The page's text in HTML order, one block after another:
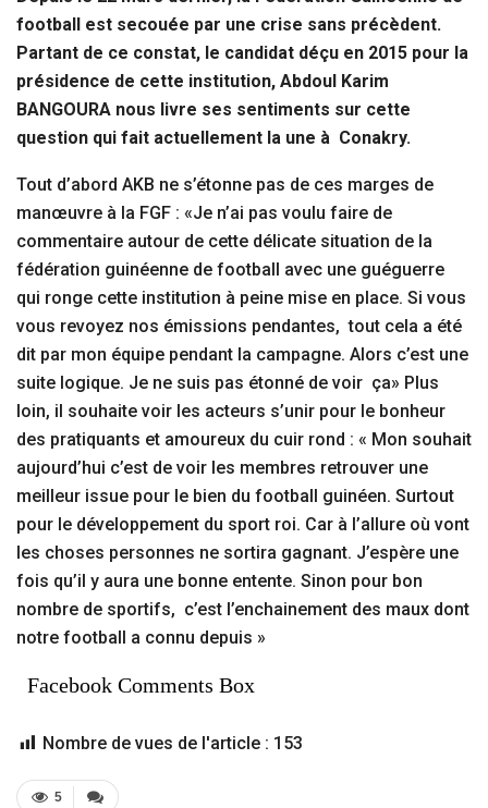
football est secouée par une crise sans précèdent.
Partant de ce constat, le candidat déçu en 2015 pour la
présidence de cette institution, Abdoul Karim
BANGOURA nous livre ses sentiments sur cette
question qui fait actuellement la une à Conakry.
Tout d’abord AKB ne s’étonne pas de ces marges de
manœuvre à la FGF : «Je n’ai pas voulu faire de
commentaire autour de cette délicate situation de la
fédération guinéenne de football avec une guéguerre
qui ronge cette institution à peine mise en place. Si vous
vous revoyez nos émissions pendantes, tout cela a été
dit par mon équipe pendant la campagne. Alors c’est une
suite logique. Je ne suis pas étonné de voir ça» Plus
loin, il souhaite voir les acteurs s’unir pour le bonheur
des pratiquants et amoureux du cuir rond : « Mon souhait
aujourd’hui c’est de voir les membres retrouver une
meilleur issue pour le bien du football guinéen. Surtout
pour le développement du sport roi. Car à l’allure où vont
les choses personnes ne sortira gagnant. J’espère une
fois qu’il y aura une bonne entente. Sinon pour bon
nombre de sportifs, c’est l’enchainement des maux dont
notre football a connu depuis »
Facebook Comments Box
Nombre de vues de l'article : 153
5